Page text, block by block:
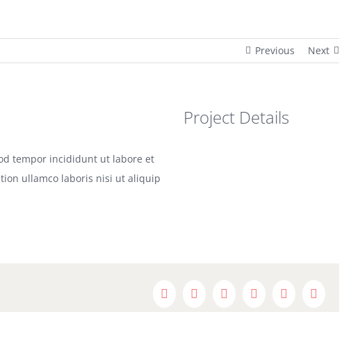
Previous Next
tempor incididunt ut labore et
ullamco laboris nisi ut aliquip
Project Details
Facebook
X RedditLinkedInWhatsAppPinterest